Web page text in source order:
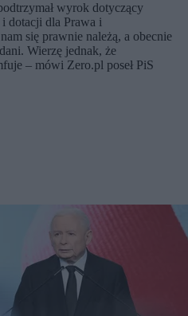
wyrok dotyczący
dotacji dla Prawa i
się prawnie należą, a obecnie
Wierzę jednak, że
– mówi Zero.pl poseł PiS